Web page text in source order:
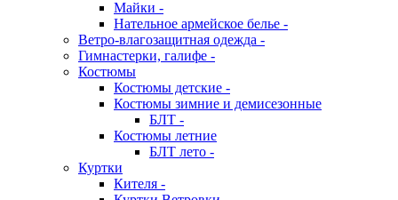
Майки -
Нательное армейское белье -
Ветро-влагозащитная одежда -
Гимнастерки, галифе -
Костюмы
Костюмы детские -
Костюмы зимние и демисезонные
БЛТ -
Костюмы летние
БЛТ лето -
Куртки
Кителя -